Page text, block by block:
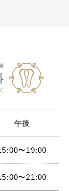
午後
〜19:00
〜21:00